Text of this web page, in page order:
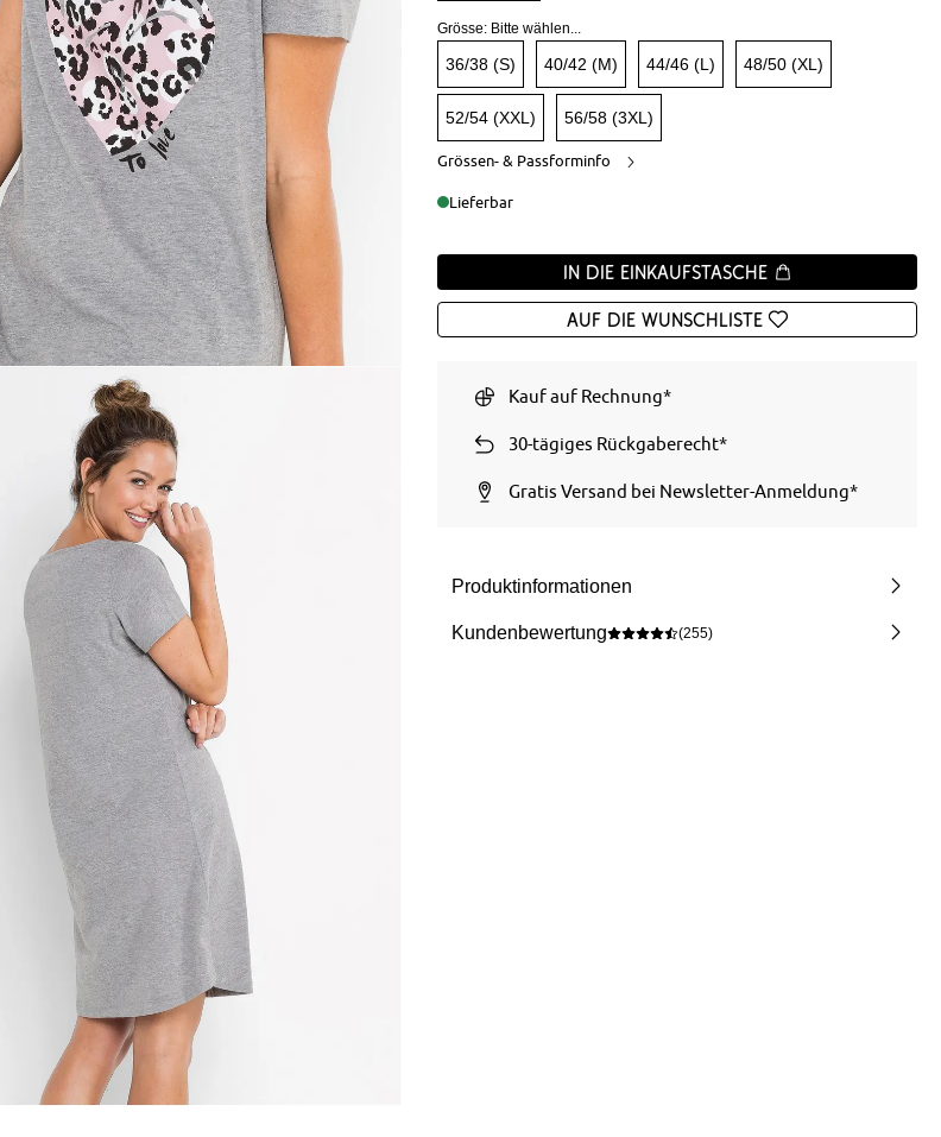
Grösse: Bitte wählen...
36/38 (S) 40/42 (M) 44/46 (L) 48/50 (XL)
52/54 (XXL) 56/58 (3XL)
Grössen- & Passforminfo
Lieferbar
In die Einkaufstasche
Auf die Wunschliste
Kauf auf Rechnung*
30-tägiges Rückgaberecht*
Gratis Versand bei Newsletter-Anmeldung*
Produktinformationen
Kundenbewertung (255)